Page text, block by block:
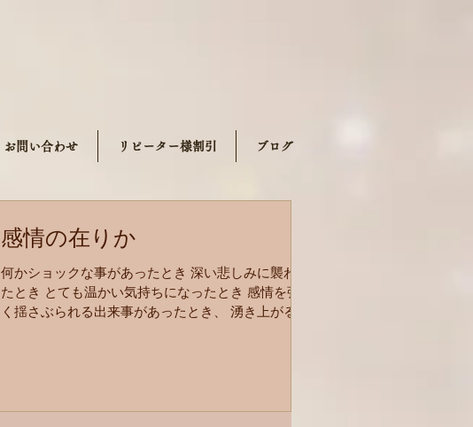
お問い合わせ リピーター様割引 ブログ
感情の在りか
何かショックな事があったとき 深い悲しみに襲われ
たとき とても温かい気持ちになったとき 感情を強
く揺さぶられる出来事があったとき、 湧き上がるそ